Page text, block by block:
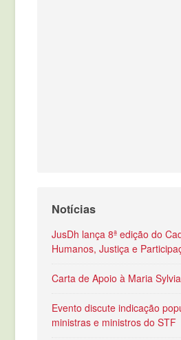
Notícias
JusDh lança 8ª edição do
Humanos, Justiça e
Carta de Apoio à Maria
Evento discute indicação
ministras e ministros do STF